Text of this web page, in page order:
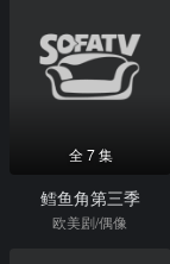
全 7 集
鳕鱼角第三季
欧美剧/偶像